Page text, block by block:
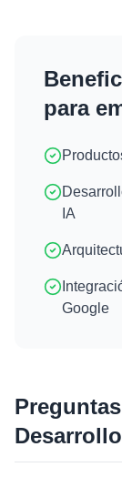
para
IA
Google